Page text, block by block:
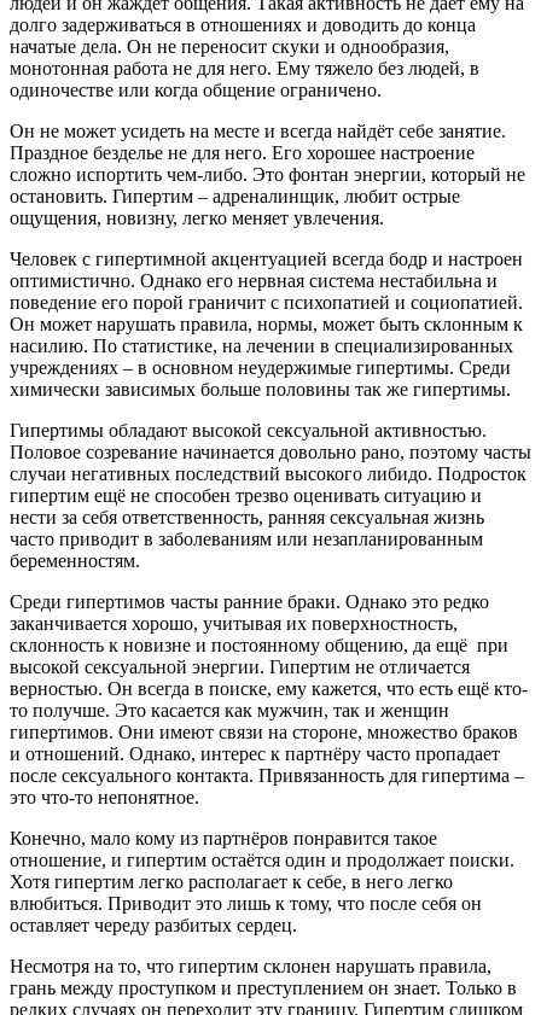
долго задерживаться в отношениях и доводить до конца
начатые дела. Он не переносит скуки и однообразия,
монотонная работа не для него. Ему тяжело без людей, в
одиночестве или когда общение ограничено.
Он не может усидеть на месте и всегда найдёт себе занятие.
Праздное безделье не для него. Его хорошее настроение
сложно испортить чем-либо. Это фонтан энергии, который не
остановить. Гипертим – адреналинщик, любит острые
ощущения, новизну, легко меняет увлечения.
Человек с гипертимной акцентуацией всегда бодр и настроен
оптимистично. Однако его нервная система нестабильна и
поведение его порой граничит с психопатией и социопатией.
Он может нарушать правила, нормы, может быть склонным к
насилию. По статистике, на лечении в специализированных
учреждениях – в основном неудержимые гипертимы. Среди
химически зависимых больше половины так же гипертимы.
Гипертимы обладают высокой сексуальной активностью.
Половое созревание начинается довольно рано, поэтому часты
случаи негативных последствий высокого либидо. Подросток
гипертим ещё не способен трезво оценивать ситуацию и
нести за себя ответственность, ранняя сексуальная жизнь
часто приводит в заболеваниям или незапланированным
беременностям.
Среди гипертимов часты ранние браки. Однако это редко
заканчивается хорошо, учитывая их поверхностность,
склонность к новизне и постоянному общению, да ещё при
высокой сексуальной энергии. Гипертим не отличается
верностью. Он всегда в поиске, ему кажется, что есть ещё кто-
то получше. Это касается как мужчин, так и женщин
гипертимов. Они имеют связи на стороне, множество браков
и отношений. Однако, интерес к партнёру часто пропадает
после сексуального контакта. Привязанность для гипертима –
это что-то непонятное.
Конечно, мало кому из партнёров понравится такое
отношение, и гипертим остаётся один и продолжает поиски.
Хотя гипертим легко располагает к себе, в него легко
влюбиться. Приводит это лишь к тому, что после себя он
оставляет череду разбитых сердец.
Несмотря на то, что гипертим склонен нарушать правила,
грань между проступком и преступлением он знает. Только в
редких случаях он переходит эту границу. Гипертим слишком